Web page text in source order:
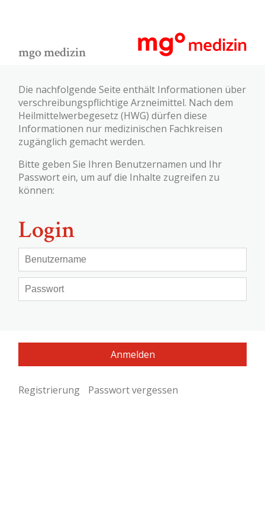
mgo medizin
Die nachfolgende Seite enthält Informationen über
verschreibungspflichtige Arzneimittel. Nach dem
Heilmittelwerbegesetz (HWG) dürfen diese
Informationen nur medizinischen Fachkreisen
zugänglich gemacht werden.
Bitte geben Sie Ihren Benutzernamen und Ihr
Passwort ein, um auf die Inhalte zugreifen zu
können:
Login
Registrierung Passwort vergessen